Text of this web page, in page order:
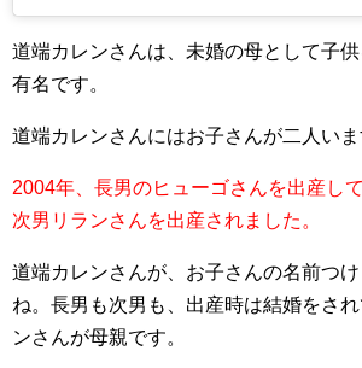
道端カレンさんは、未婚の母として子
有名です。
道端カレンさんにはお子さんが二人いま
2004年、長男のヒューゴさんを出産して
次男リランさんを出産されました。
道端カレンさんが、お子さんの名前つ
ね。長男も次男も、出産時は結婚をさ
ンさんが母親です。